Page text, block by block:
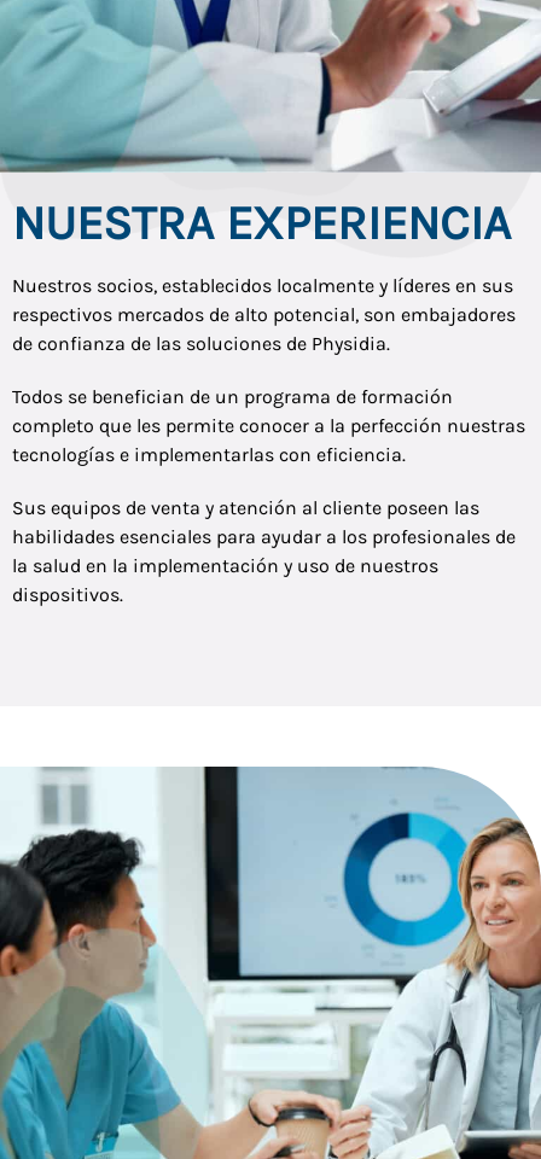
NUESTRA EXPERIENCIA
Nuestros socios, establecidos localmente y líderes en sus
respectivos mercados de alto potencial, son embajadores
de confianza de las soluciones de Physidia.
Todos se benefician de un programa de formación
completo que les permite conocer a la perfección nuestras
tecnologías e implementarlas con eficiencia.
Sus equipos de venta y atención al cliente poseen las
habilidades esenciales para ayudar a los profesionales de
la salud en la implementación y uso de nuestros
dispositivos.